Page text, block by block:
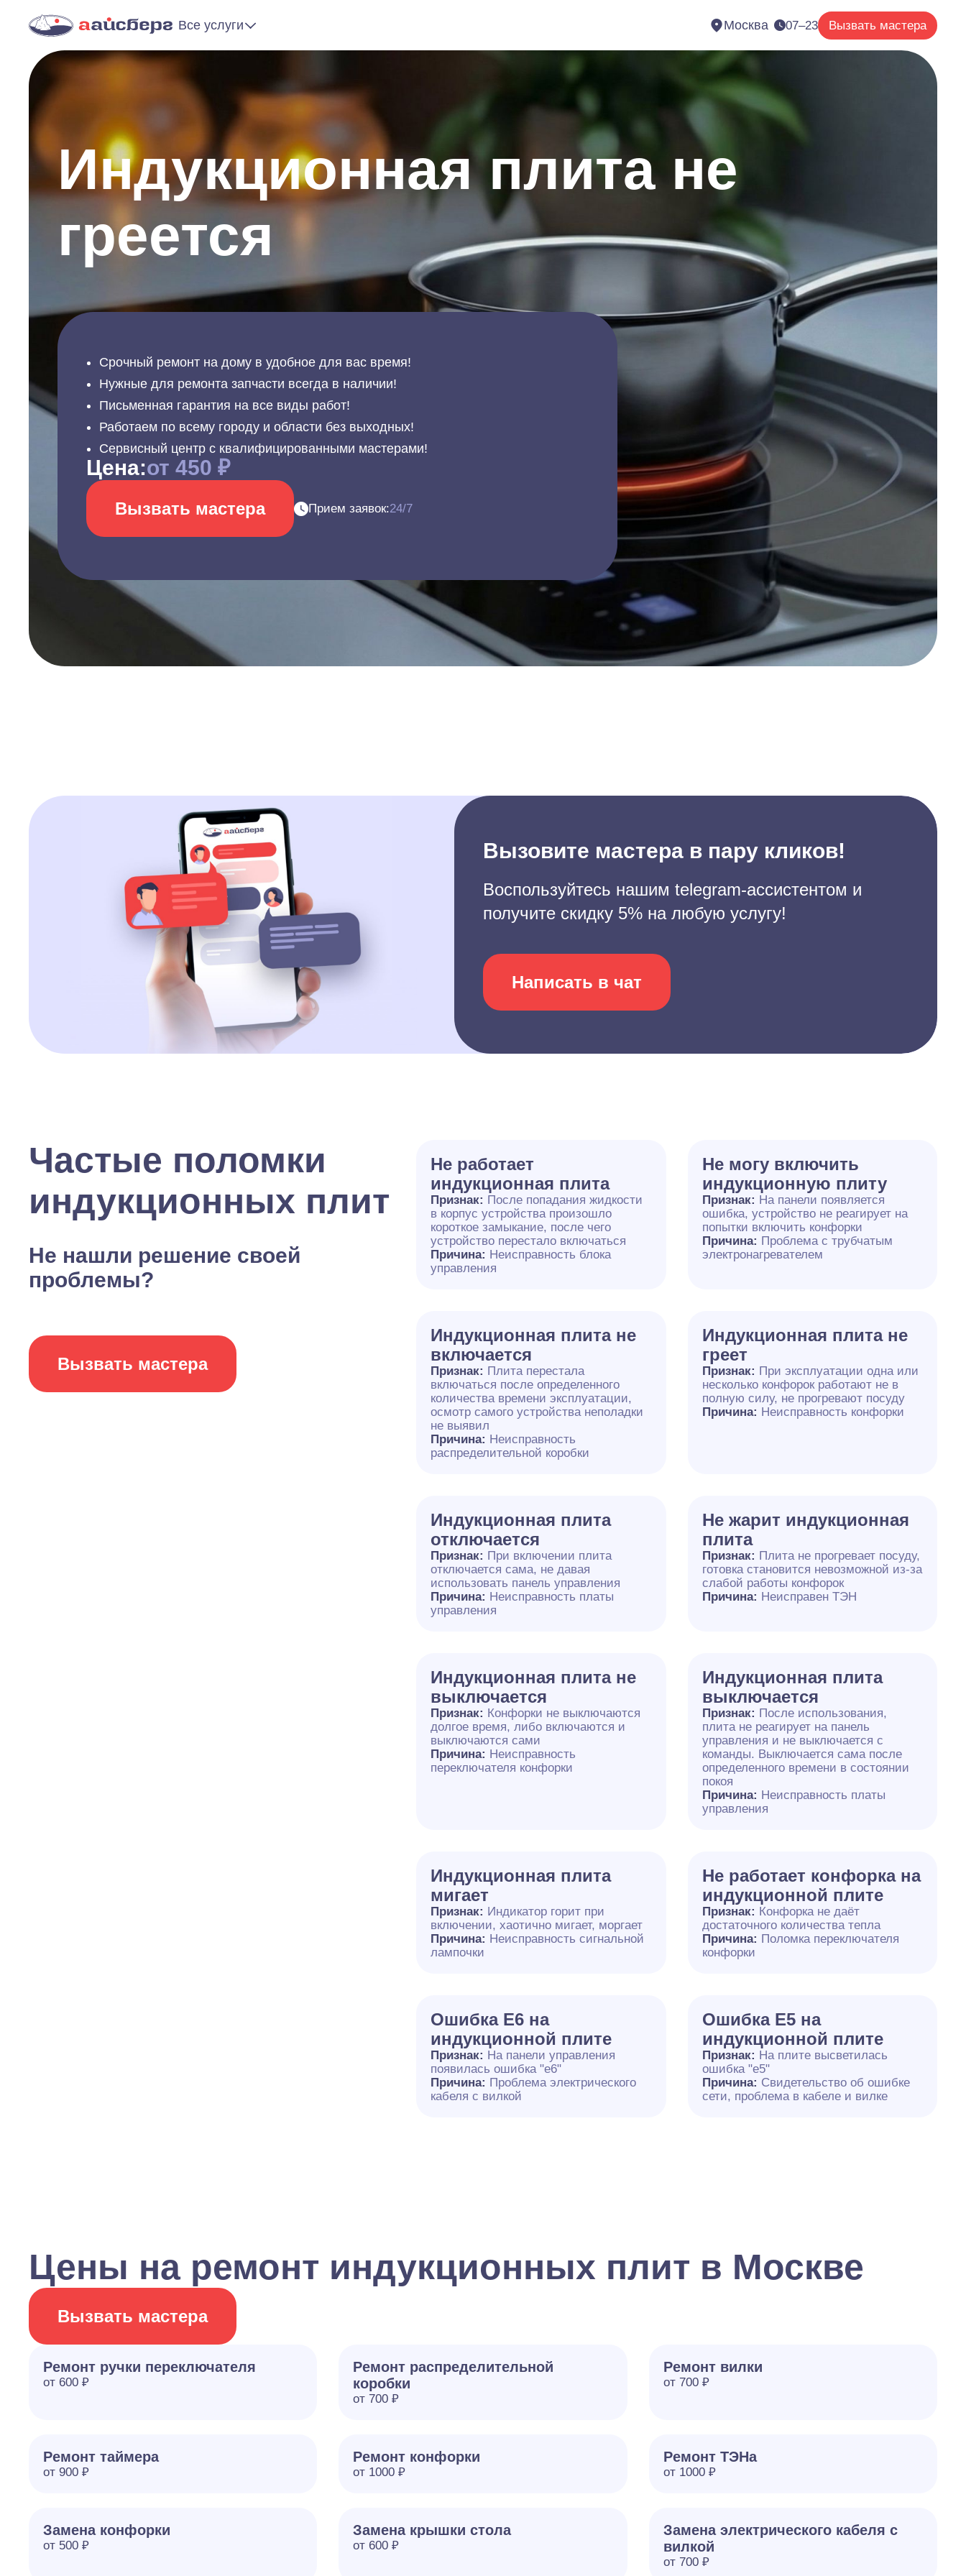
Все услуги Москва 07–23 Вызвать мастера
Индукционная плита не
греется
Срочный ремонт на дому в удобное для вас время!
Нужные для ремонта запчасти всегда в наличии!
Письменная гарантия на все виды работ!
Работаем по всему городу и области без выходных!
Сервисный центр с квалифицированными мастерами!
Цена:от 450 ₽
Вызвать мастера Прием заявок:24/7
Вызовите мастера в пару кликов!
Воспользуйтесь нашим telegram-ассистентом и
получите скидку 5% на любую услугу!
Написать в чат
Частые поломки
индукционных плит
Не нашли решение своей
проблемы?
Вызвать мастера
Не работает
индукционная плита
Признак: После попадания жидкости
в корпус устройства произошло
короткое замыкание, после чего
устройство перестало включаться
Причина: Неисправность блока
управления
Не могу включить
индукционную плиту
Признак: На панели появляется
ошибка, устройство не реагирует на
попытки включить конфорки
Причина: Проблема с трубчатым
электронагревателем
Индукционная плита не
включается
Признак: Плита перестала
включаться после определенного
количества времени эксплуатации,
осмотр самого устройства неполадки
не выявил
Причина: Неисправность
распределительной коробки
Индукционная плита не
греет
Признак: При эксплуатации одна или
несколько конфорок работают не в
полную силу, не прогревают посуду
Причина: Неисправность конфорки
Индукционная плита
отключается
Признак: При включении плита
отключается сама, не давая
использовать панель управления
Причина: Неисправность платы
управления
Не жарит индукционная
плита
Признак: Плита не прогревает посуду,
готовка становится невозможной из-за
слабой работы конфорок
Причина: Неисправен ТЭН
Индукционная плита не
выключается
Признак: Конфорки не выключаются
долгое время, либо включаются и
выключаются сами
Причина: Неисправность
переключателя конфорки
Индукционная плита
выключается
Признак: После использования,
плита не реагирует на панель
управления и не выключается с
команды. Выключается сама после
определенного времени в состоянии
покоя
Причина: Неисправность платы
управления
Индукционная плита
мигает
Признак: Индикатор горит при
включении, хаотично мигает, моргает
Причина: Неисправность сигнальной
лампочки
Не работает конфорка на
индукционной плите
Признак: Конфорка не даёт
достаточного количества тепла
Причина: Поломка переключателя
конфорки
Ошибка E6 на
индукционной плите
Признак: На панели управления
появилась ошибка "e6"
Причина: Проблема электрического
кабеля с вилкой
Ошибка Е5 на
индукционной плите
Признак: На плите высветилась
ошибка "е5"
Причина: Свидетельство об ошибке
сети, проблема в кабеле и вилке
Цены на ремонт индукционных плит в Москве
Вызвать мастера
Ремонт ручки переключателя
от 600 ₽
Ремонт распределительной
коробки
от 700 ₽
Ремонт вилки
от 700 ₽
Ремонт таймера
от 900 ₽
Ремонт конфорки
от 1000 ₽
Ремонт ТЭНа
от 1000 ₽
Замена конфорки
от 500 ₽
Замена крышки стола
от 600 ₽
Замена электрического кабеля с
вилкой
от 700 ₽